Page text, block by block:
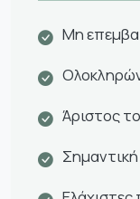
Μη
Άριστος
Σημαντική